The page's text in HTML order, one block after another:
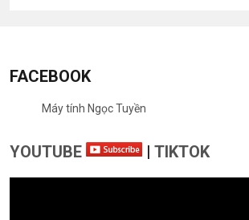
FACEBOOK
Máy tính Ngọc Tuyền
YOUTUBE | TIKTOK